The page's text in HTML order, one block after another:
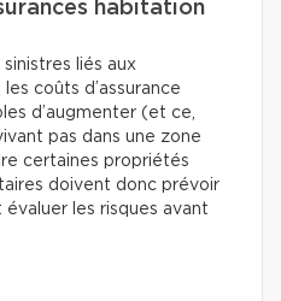
habitation
liés aux
coûts d’assurance
d’augmenter (et ce,
pas dans une zone
certaines propriétés
doivent donc prévoir
les risques avant